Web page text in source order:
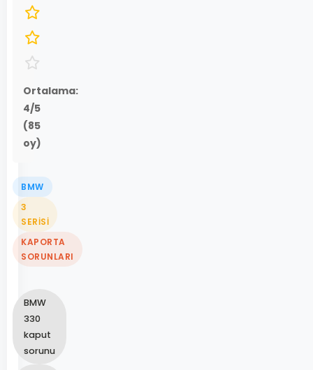
Ortalama:
4/5
(85
oy)
BMW
3
SERISI
KAPORTA
SORUNLARI
BMW
330
kaput
sorunu